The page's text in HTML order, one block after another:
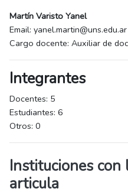
Martín Varisto Yanel
Email: yanel.martin@uns.edu.ar
Cargo docente: Auxiliar de
Integrantes
Docentes: 5
Estudiantes: 6
Otros: 0
Instituciones
articula